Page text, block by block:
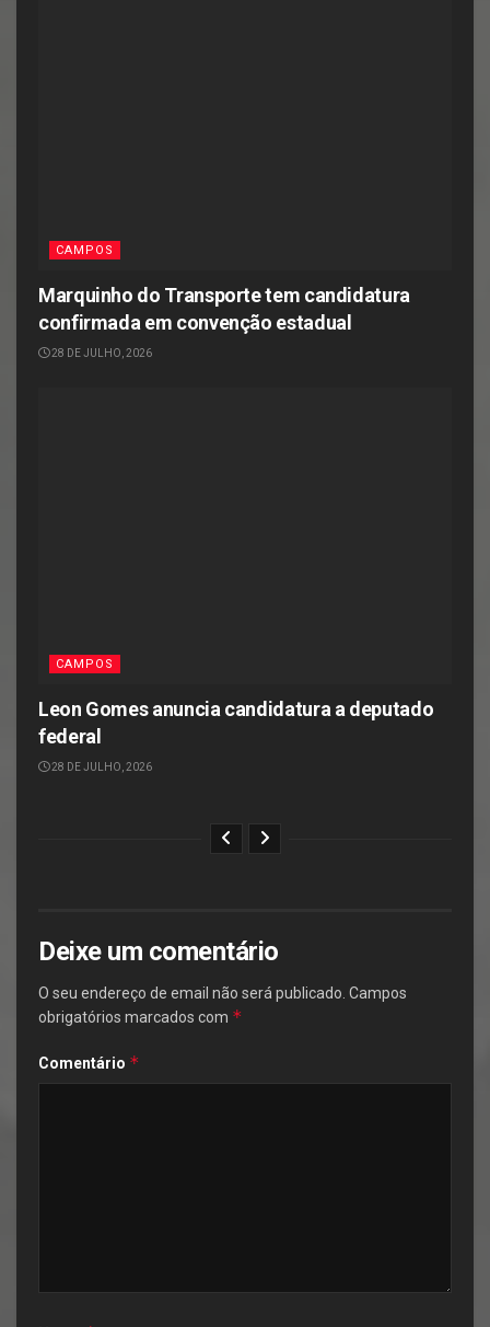
CAMPOS
Marquinho do Transporte tem candidatura
confirmada em convenção estadual
28 DE JULHO, 2026
CAMPOS
Leon Gomes anuncia candidatura a deputado
federal
28 DE JULHO, 2026
Deixe um comentário
O seu endereço de email não será publicado. Campos
obrigatórios marcados com *
Comentário *